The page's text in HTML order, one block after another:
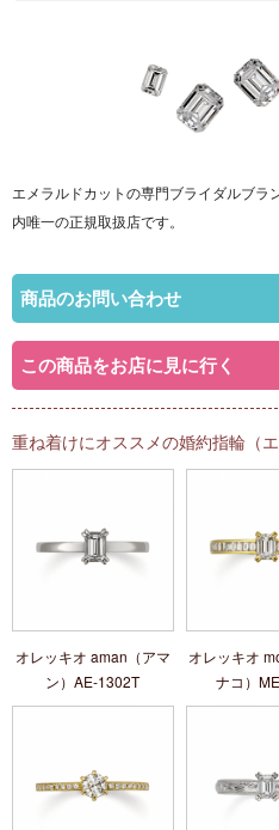
エメラルドカットの専門ブライダルブラ
内唯一の正規取扱店です。
商品のお問い合わせ
この商品をお店に見に行く
重ね着けにオススメの婚約指輪（エ
オレッキオ aman（アマ
ン）AE‐1302T
オレッキオ
ナコ）